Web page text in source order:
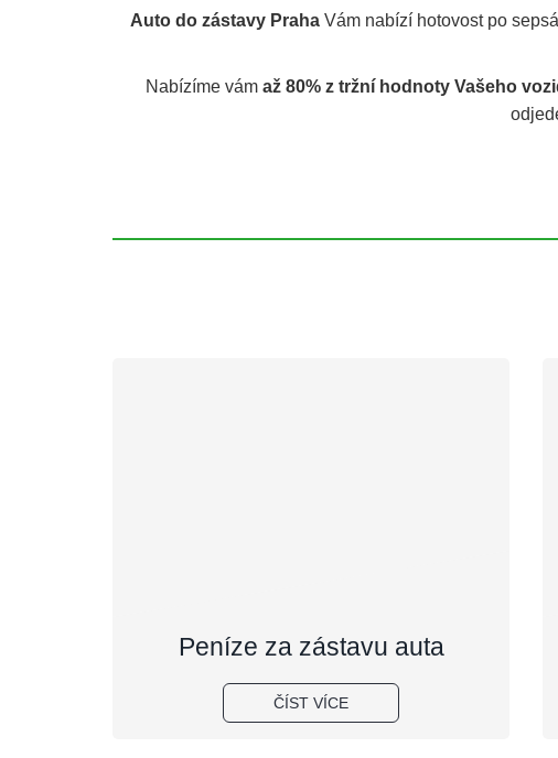
Auto do zástavy PrahaVám nabízí hotovost po
Nabízíme vám až 80% z tržní hodnoty Vašeho
Peníze za zástavu auta
ČÍST VÍCE